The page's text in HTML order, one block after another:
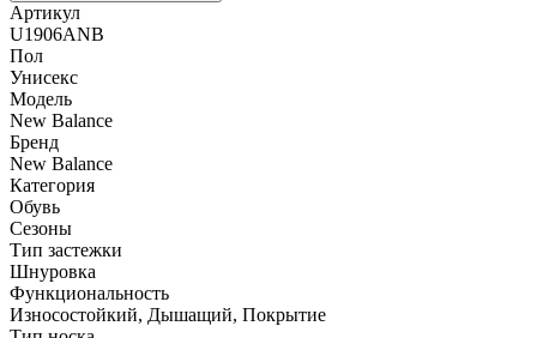
Артикул
U1906ANB
Пол
Унисекс
Модель
New Balance
Бренд
New Balance
Категория
Обувь
Сезоны
Тип застежки
Шнуровка
Функциональность
Износостойкий, Дышащий, Покрытие